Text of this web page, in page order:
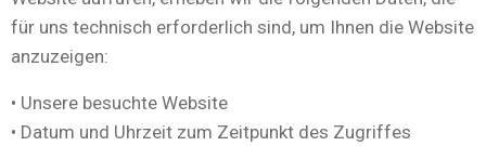
für uns technisch erforderlich sind, um Ihnen die Website
anzuzeigen:
• Unsere besuchte Website
• Datum und Uhrzeit zum Zeitpunkt des Zugriffes